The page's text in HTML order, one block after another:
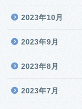
2023年10月
2023年9月
2023年8月
2023年7月